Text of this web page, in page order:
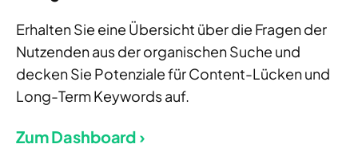
Erhalten Sie eine Übersicht über die Fragen der
Nutzenden aus der organischen Suche und
decken Sie Potenziale für Content-Lücken und
Long-Term Keywords auf.
Zum Dashboard ›